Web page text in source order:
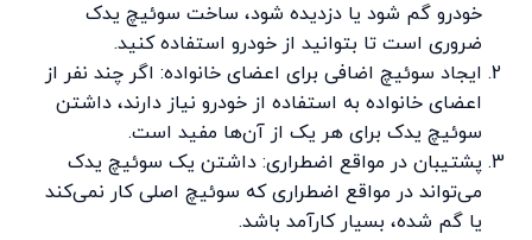
خودرو گم شود یا دزدیده شود، ساخت سوئیچ یدک
ضروری است تا بتوانید از خودرو استفاده کنید.
ایجاد سوئیچ اضافی برای اعضای خانواده: اگر چند نفر از
اعضای خانواده به استفاده از خودرو نیاز دارند، داشتن
سوئیچ یدک برای هر یک از آن‌ها مفید است.
پشتیبان در مواقع اضطراری: داشتن یک سوئیچ یدک
می‌تواند در مواقع اضطراری که سوئیچ اصلی کار نمی‌کند
یا گم شده، بسیار کارآمد باشد.